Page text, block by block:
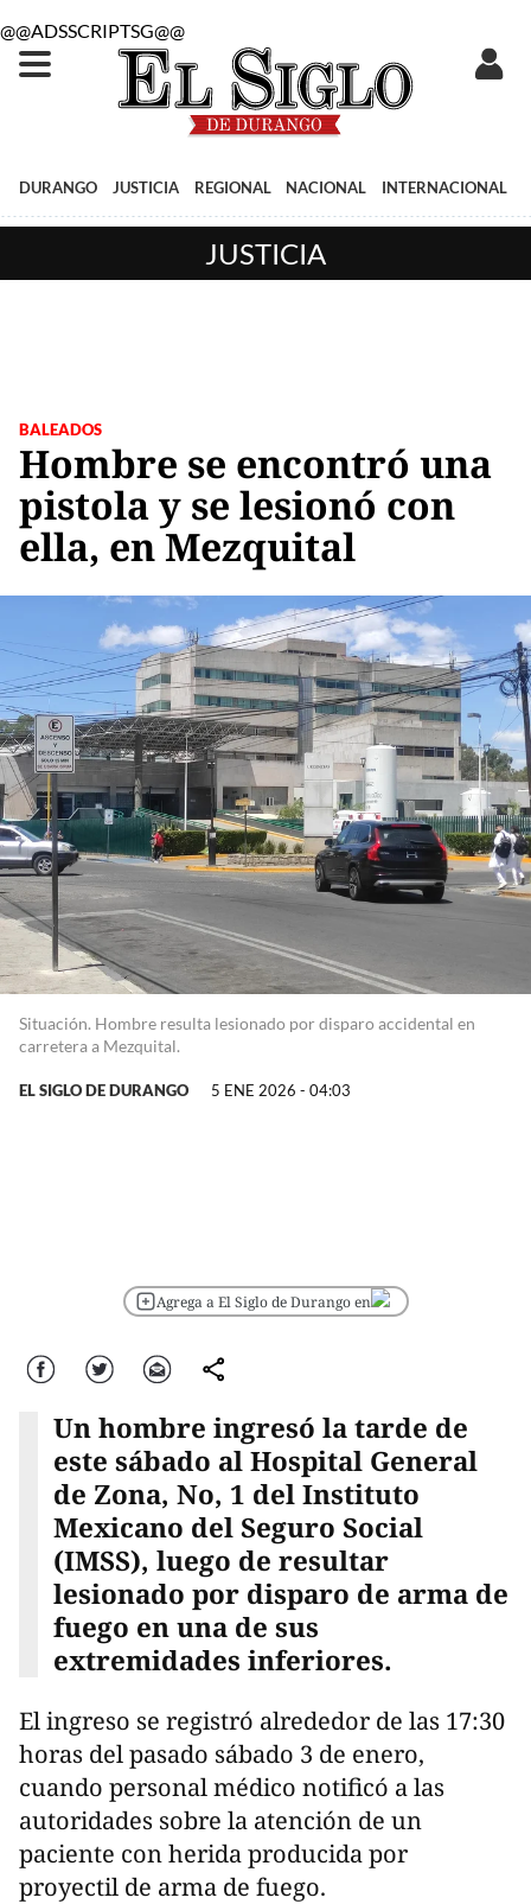
@@ADSSCRIPTSG@@
DURANGO JUSTICIA REGIONAL NACIONAL INTERNACIONAL
JUSTICIA
BALEADOS
Hombre se encontró una
pistola y se lesionó con
ella, en Mezquital
Situación. Hombre resulta lesionado por disparo accidental en
carretera a Mezquital.
EL SIGLO DE DURANGO 5 ENE 2026 - 04:03
Agrega a El Siglo de Durango en
Facebook Twitter Correo comparte
Un hombre ingresó la tarde de
este sábado al Hospital General
de Zona, No, 1 del Instituto
Mexicano del Seguro Social
(IMSS), luego de resultar
lesionado por disparo de arma de
fuego en una de sus
extremidades inferiores.
El ingreso se registró alrededor de las 17:30
horas del pasado sábado 3 de enero,
cuando personal médico notificó a las
autoridades sobre la atención de un
paciente con herida producida por
proyectil de arma de fuego.